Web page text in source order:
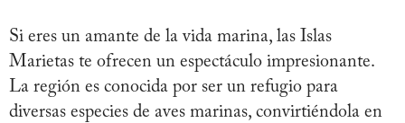
Si eres un amante de la vida marina, las Islas
Marietas te ofrecen un espectáculo impresionante.
La región es conocida por ser un refugio para
diversas especies de aves marinas, convirtiéndola en